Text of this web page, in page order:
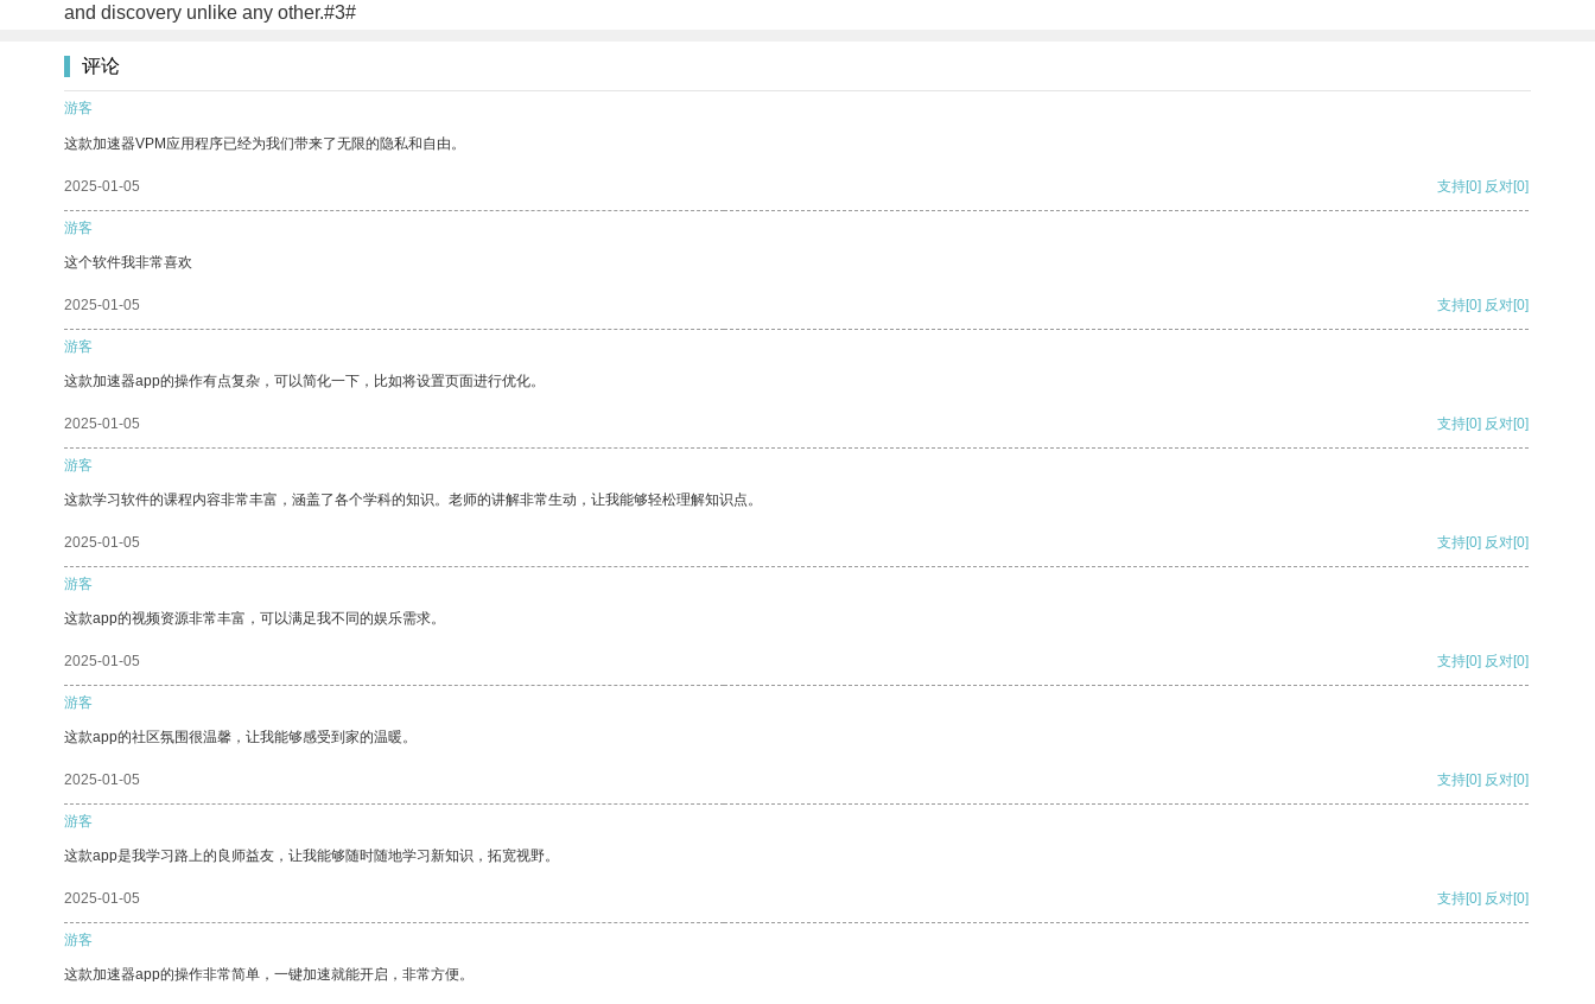
and discovery unlike any other.#3#
评论
游客
这款加速器VPM应用程序已经为我们带来了无限的隐私和自由。
2025-01-05 支持[0] 反对[0]
游客
这个软件我非常喜欢
2025-01-05 支持[0] 反对[0]
游客
这款加速器app的操作有点复杂，可以简化一下，比如将设置页面进行优化。
2025-01-05 支持[0] 反对[0]
游客
这款学习软件的课程内容非常丰富，涵盖了各个学科的知识。老师的讲解非常生动，让我能够轻松理解知识点。
2025-01-05 支持[0] 反对[0]
游客
这款app的视频资源非常丰富，可以满足我不同的娱乐需求。
2025-01-05 支持[0] 反对[0]
游客
这款app的社区氛围很温馨，让我能够感受到家的温暖。
2025-01-05 支持[0] 反对[0]
游客
这款app是我学习路上的良师益友，让我能够随时随地学习新知识，拓宽视野。
2025-01-05 支持[0] 反对[0]
游客
这款加速器app的操作非常简单，一键加速就能开启，非常方便。